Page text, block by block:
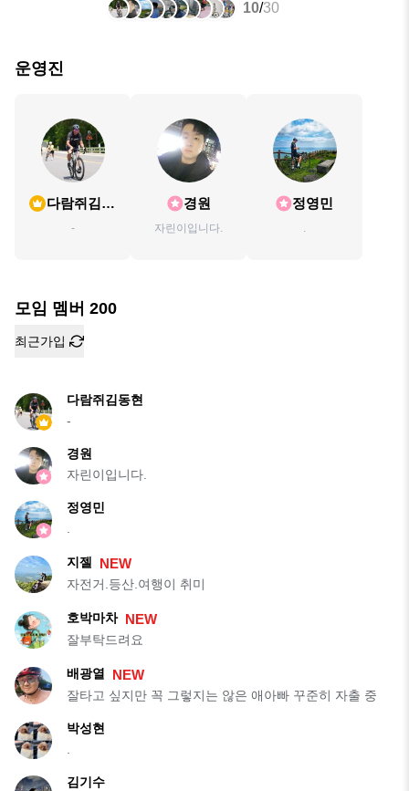
10/30
운영진
다람쥐김동
-
경원
자린이입니다.
정영민
.
모임 멤버 200
최근가입
다람쥐김동현
-
경원
자린이입니다.
정영민
.
지젤 NEW
자전거.등산.여행이 취미
호박마차 NEW
잘부탁드려요
배광열 NEW
잘타고 싶지만 꼭 그렇지는 않은 애아빠 꾸준히 자출 중
박성현
.
김기수